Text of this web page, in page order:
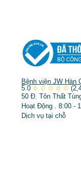
Bệnh viện JW Hàn
5.0 ✩ ✩ ✩ ✩ ✩
50 Đ. Tôn Thất
Hoạt Động . 8:00 -
Dịch vụ tại chỗ